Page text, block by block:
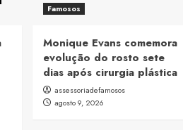
Famosos
Monique Evans comemora
evolução do rosto sete
dias após cirurgia plástica
assessoriadefamosos
agosto 9, 2026